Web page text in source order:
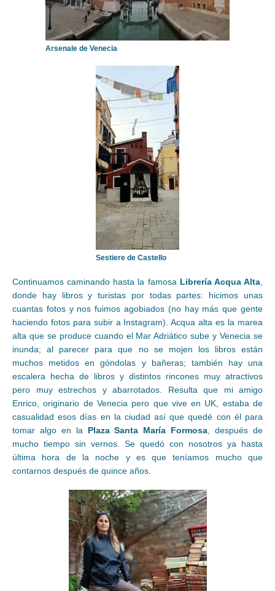
Arsenale de Venecia
Sestiere de Castello
Continuamos caminando hasta la famosa Librería Acqua Alta,
donde hay libros y turistas por todas partes: hicimos unas
cuantas fotos y nos fuimos agobiados (no hay más que gente
haciendo fotos para subir a Instagram). Acqua alta es la marea
alta que se produce cuando el Mar Adriático sube y Venecia se
inunda; al parecer para que no se mojen los libros están
muchos metidos en góndolas y bañeras; también hay una
escalera hecha de libros y distintos rincones muy atractivos
pero muy estrechos y abarrotados. Resulta que mi amigo
Enrico, originario de Venecia pero que vive en UK, estaba de
casualidad esos días en la ciudad así que quedé con él para
tomar algo en la Plaza Santa María Formosa, después de
mucho tiempo sin vernos. Se quedó con nosotros ya hasta
última hora de la noche y es que teníamos mucho que
contarnos después de quince años.